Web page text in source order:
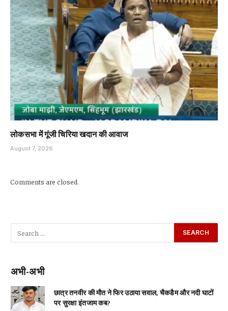
लोकसभा में गूंजी चिरिया खदान की आवाज
August 7, 2026
Comments are closed.
अभी-अभी
छात्र तनवीर की मौत ने फिर उठाया सवाल, चैकडैम और नदी घाटों
पर सुरक्षा इंतजाम कब?